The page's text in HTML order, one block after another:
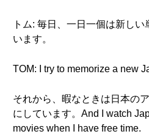
トム: 毎日、一日一個は新し
います。
TOM: I try to memorize a new
それから、暇なときは日本の
にしています。And I watch
movies when I have free time.